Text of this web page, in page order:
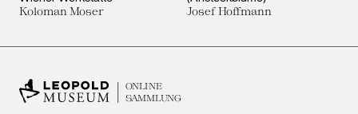
Koloman Moser Josef Hoffmann
ONLINE
SAMMLUNG